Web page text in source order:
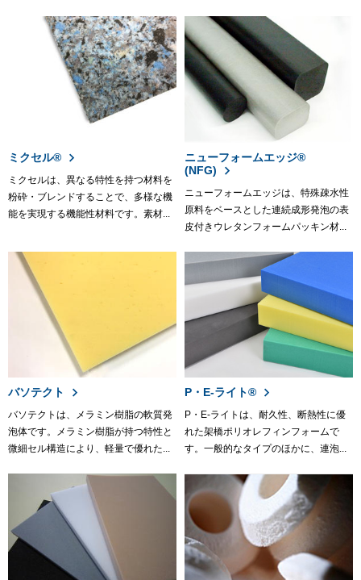
ミクセル®
ミクセルは、異なる特性を持つ材料を
粉砕・ブレンドすることで、多様な機
能を実現する機能性材料です。素材...
ニューフォームエッジ®
(NFG)
ニューフォームエッジは、特殊疎水性
原料をベースとした連続成形発泡の表
皮付きウレタンフォームパッキン材...
バソテクト
バソテクトは、メラミン樹脂の軟質発
泡体です。メラミン樹脂が持つ特性と
微細セル構造により、軽量で優れた...
P・E-ライト®
P・E-ライトは、耐久性、断熱性に優
れた架橋ポリオレフィンフォームで
す。一般的なタイプのほかに、連泡...